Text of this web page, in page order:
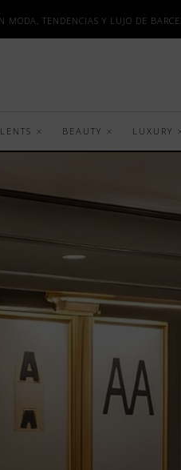
MODA, TENDENCIAS Y LUJO DE
BEAUTY LUXURY